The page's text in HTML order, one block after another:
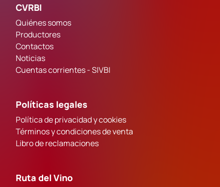
CVRBI
Quiénes somos
Productores
Contactos
Noticias
Cuentas corrientes - SIVBI
Políticas legales
Política de privacidad y cookies
Términos y condiciones de venta
Libro de reclamaciones
Ruta del Vino